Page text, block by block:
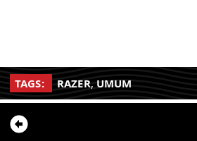
TAGS: RAZER, UMUM